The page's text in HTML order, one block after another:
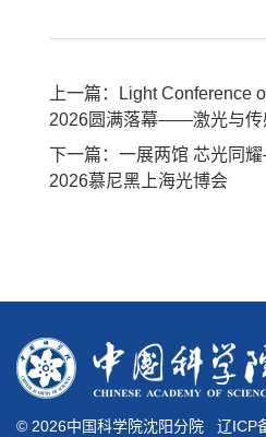
上一篇：Light Conference
2026圆满落幕——激光与传
下一篇：一展两馆 芯光同
2026慕尼黑上海光博会
© 2026中国科学院沈阳分院 辽ICP